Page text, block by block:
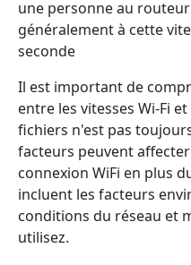
une personne au
généralement à cette
seconde
Il est important de
entre les vitesses Wi-Fi
fichiers n'est pas
facteurs peuvent
connexion WiFi en plus
incluent les facteurs
conditions du réseau et
utilisez.